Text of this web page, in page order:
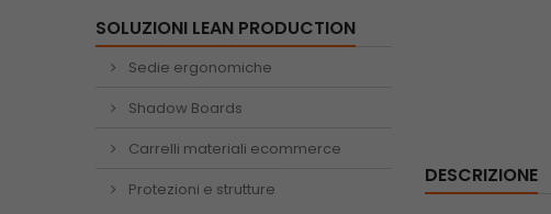
SOLUZIONI LEAN PRODUCTION
Sedie ergonomiche
Shadow Boards
Carrelli materiali ecommerce
Protezioni e strutture
DESCRIZIONE